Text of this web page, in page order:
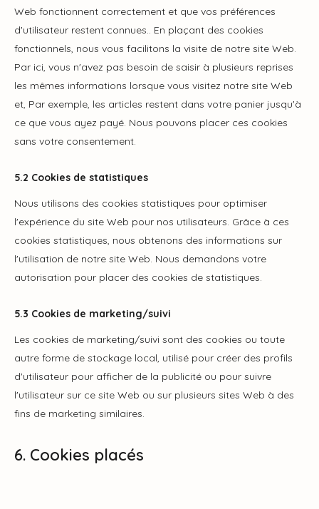
Web fonctionnent correctement et que vos préférences
d'utilisateur restent connues.. En plaçant des cookies
fonctionnels, nous vous facilitons la visite de notre site Web.
Par ici, vous n'avez pas besoin de saisir à plusieurs reprises
les mêmes informations lorsque vous visitez notre site Web
et, Par exemple, les articles restent dans votre panier jusqu'à
ce que vous ayez payé. Nous pouvons placer ces cookies
sans votre consentement.
5.2 Cookies de statistiques
Nous utilisons des cookies statistiques pour optimiser
l'expérience du site Web pour nos utilisateurs. Grâce à ces
cookies statistiques, nous obtenons des informations sur
l'utilisation de notre site Web. Nous demandons votre
autorisation pour placer des cookies de statistiques.
5.3 Cookies de marketing/suivi
Les cookies de marketing/suivi sont des cookies ou toute
autre forme de stockage local, utilisé pour créer des profils
d'utilisateur pour afficher de la publicité ou pour suivre
l'utilisateur sur ce site Web ou sur plusieurs sites Web à des
fins de marketing similaires.
6. Cookies placés